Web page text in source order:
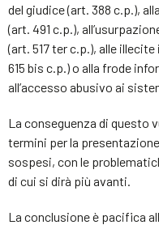
del giudice (art. 388 c.p.),
(art. 491 c.p.),
(art. 517 ter c.p.), alle
615 bis c.p.) o alla frode
all’accesso abusivo ai
La conseguenza di questo
termini per la
sospesi, con le
di cui si dirà più avanti.
La conclusione è pacifica